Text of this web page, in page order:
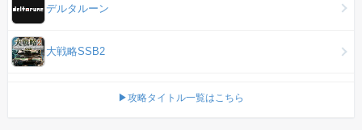
デルタルーン
大戦略SSB2
▶攻略タイトル一覧はこちら